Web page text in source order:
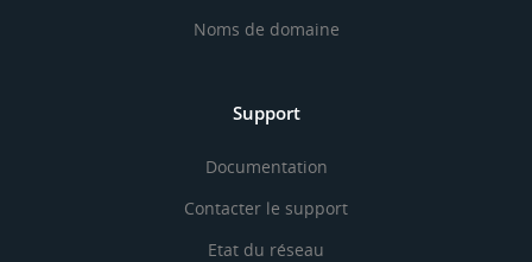
Noms de domaine
Support
Documentation
Contacter le support
Etat du réseau